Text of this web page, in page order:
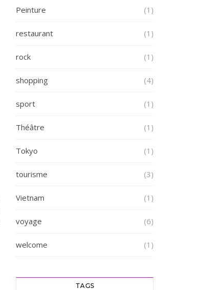
Peinture (1)
restaurant (1)
rock (1)
shopping (4)
sport (1)
Théâtre (1)
Tokyo (1)
tourisme (3)
Vietnam (1)
voyage (6)
welcome (1)
TAGS